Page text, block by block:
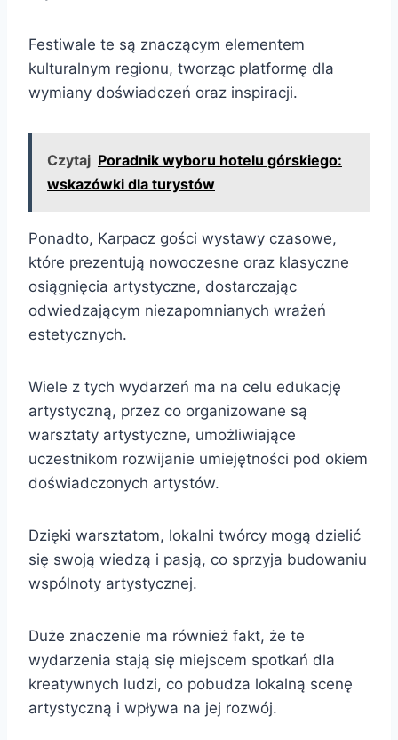
Festiwale te są znaczącym elementem
kulturalnym regionu, tworząc platformę dla
wymiany doświadczeń oraz inspiracji.
Czytaj Poradnik wyboru hotelu górskiego:
wskazówki dla turystów
Ponadto, Karpacz gości wystawy czasowe,
które prezentują nowoczesne oraz klasyczne
osiągnięcia artystyczne, dostarczając
odwiedzającym niezapomnianych wrażeń
estetycznych.
Wiele z tych wydarzeń ma na celu edukację
artystyczną, przez co organizowane są
warsztaty artystyczne, umożliwiające
uczestnikom rozwijanie umiejętności pod okiem
doświadczonych artystów.
Dzięki warsztatom, lokalni twórcy mogą dzielić
się swoją wiedzą i pasją, co sprzyja budowaniu
wspólnoty artystycznej.
Duże znaczenie ma również fakt, że te
wydarzenia stają się miejscem spotkań dla
kreatywnych ludzi, co pobudza lokalną scenę
artystyczną i wpływa na jej rozwój.